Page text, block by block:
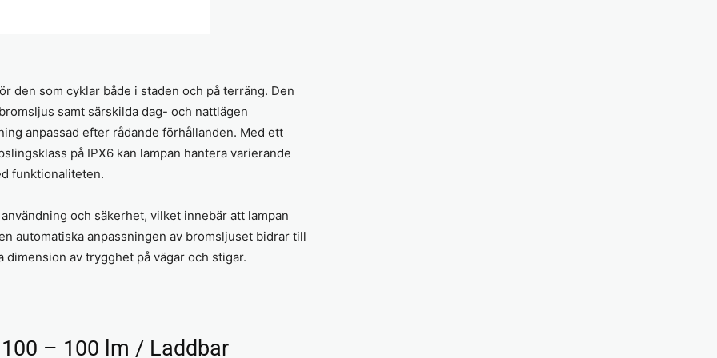
den som cyklar både i staden och på terräng. Den
samt särskilda dag- och nattlägen
anpassad efter rådande förhållanden. Med ett
på IPX6 kan lampan hantera varierande
funktionaliteten.
och säkerhet, vilket innebär att lampan
automatiska anpassningen av bromsljuset bidrar till
av trygghet på vägar och stigar.
– 100 lm / Laddbar